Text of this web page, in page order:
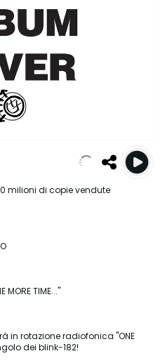
milioni di copie vendute
TIME..."
in rotazione radiofonica "ONE
dei blink-182!